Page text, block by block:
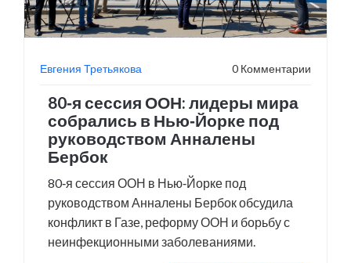
Евгения Третьякова 0 Комментарии
80‑я сессия ООН: лидеры мира
собрались в Нью‑Йорке под
руководством Анналены
Бербок
80‑я сессия ООН в Нью‑Йорке под
руководством Анналены Бербок обсудила
конфликт в Газе, реформу ООН и борьбу с
неинфекционными заболеваниями.